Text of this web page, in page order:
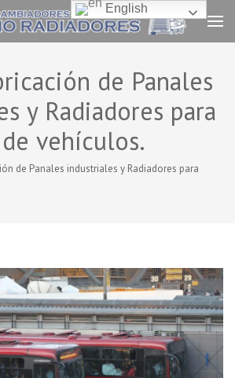
e Intercambiadores de calor
de Panales
y Radiadores para
vehículos.
de Panales industriales y Radiadores para
English